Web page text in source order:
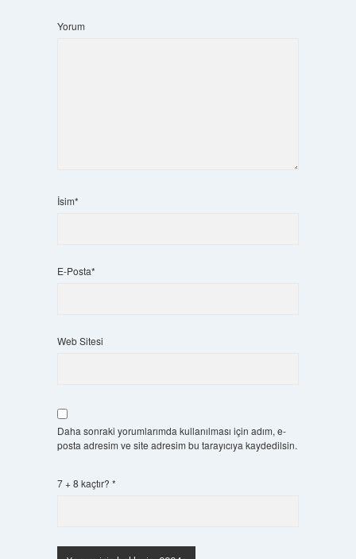
Yorum
İsim*
E-Posta*
Web Sitesi
Daha sonraki yorumlarımda kullanılması için adım, e-
posta adresim ve site adresim bu tarayıcıya kaydedilsin.
7 + 8 kaçtır? *